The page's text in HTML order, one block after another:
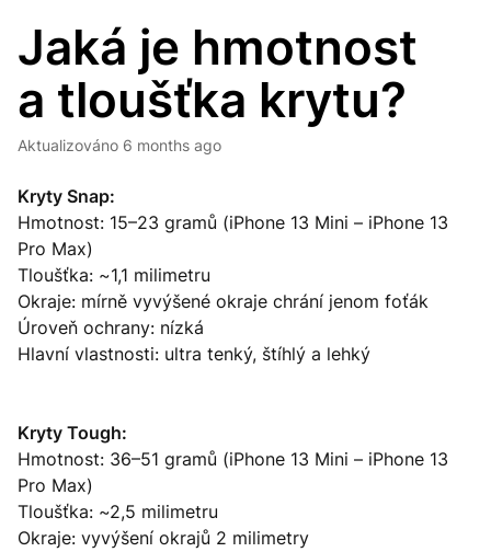
Jaká je hmotnost
a tloušťka krytu?
Aktualizováno 6 months ago
Kryty Snap:
Hmotnost: 15–23 gramů (iPhone 13 Mini – iPhone 13
Pro Max)
Tloušťka: ~1,1 milimetru
Okraje: mírně vyvýšené okraje chrání jenom foťák
Úroveň ochrany: nízká
Hlavní vlastnosti: ultra tenký, štíhlý a lehký
Kryty Tough:
Hmotnost: 36–51 gramů (iPhone 13 Mini – iPhone 13
Pro Max)
Tloušťka: ~2,5 milimetru
Okraje: vyvýšení okrajů 2 milimetry